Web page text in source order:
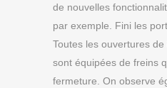
de nouvelles
par exemple. Fini les
Toutes les ouvertures
sont équipées de freins
fermeture. On observe